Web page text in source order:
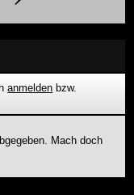
anmelden bzw.
Mach doch